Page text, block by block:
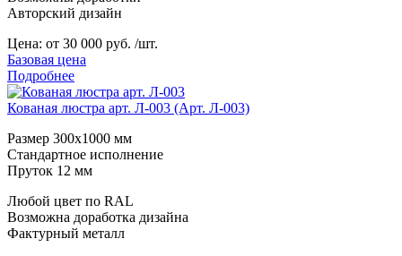
Авторский дизайн
Цена: от 30 000 руб. /шт.
Базовая цена
Подробнее
Кованая люстра арт. Л-003 (Арт. Л-003)
Размер 300х1000 мм
Стандартное исполнение
Пруток 12 мм
Любой цвет по RAL
Возможна доработка дизайна
Фактурный металл